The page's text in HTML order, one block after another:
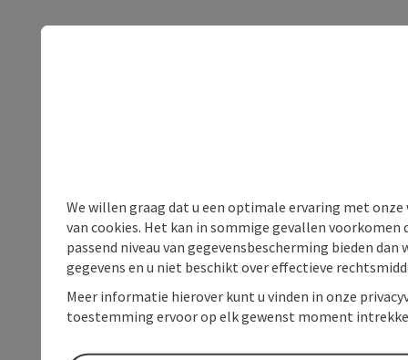
We willen graag dat u een optimale ervaring met
van cookies. Het kan in sommige gevallen voorkomen
passend niveau van gegevensbescherming bieden
gegevens en u niet beschikt over effectieve
Meer informatie hierover kunt u vinden in onze
toestemming ervoor op elk gewenst moment